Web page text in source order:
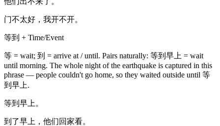
门不太好，我开不开。
等到 + Time/Event
等 = wait; 到 = arrive at / until. Pairs naturally: 等到早上 = wait
until morning. The whole night of the earthquake is captured in this
phrase — people couldn't go home, so they waited outside until 等
到早上.
等到早上。
到了早上，他们回家看。